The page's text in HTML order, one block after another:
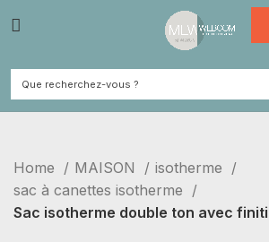
Home MAISON
isotherme
sac à canettes isotherme
Sac isotherme double ton avec